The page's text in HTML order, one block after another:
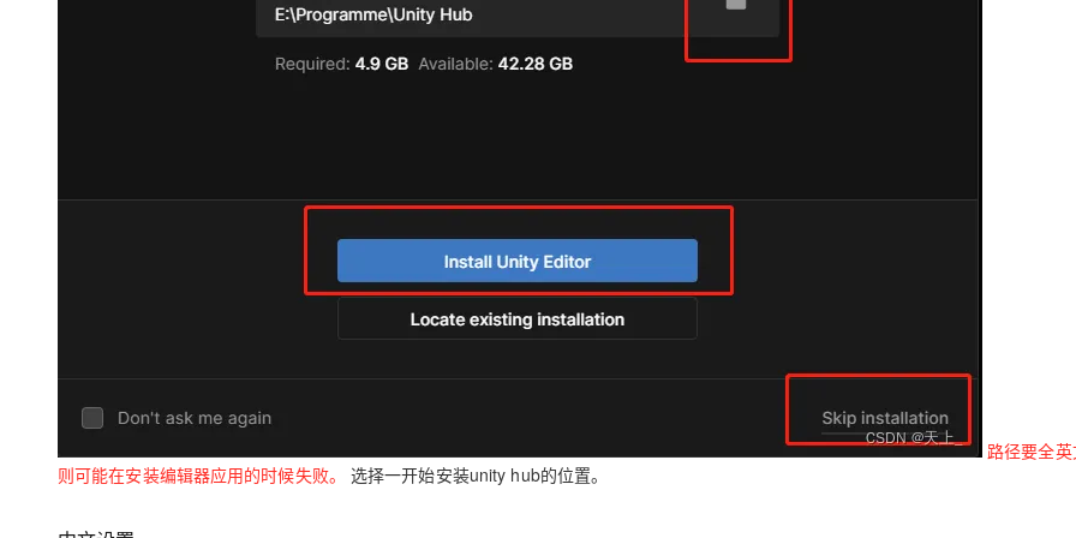
路径要全
则可能在安装编辑器应用的时候失败。
选择一开始安装unity hub的位置。